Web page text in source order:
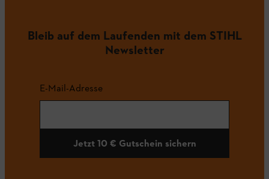
Bleib auf dem Laufenden mit dem STIHL
Newsletter
E-Mail-Adresse
Jetzt 10 € Gutschein sichern